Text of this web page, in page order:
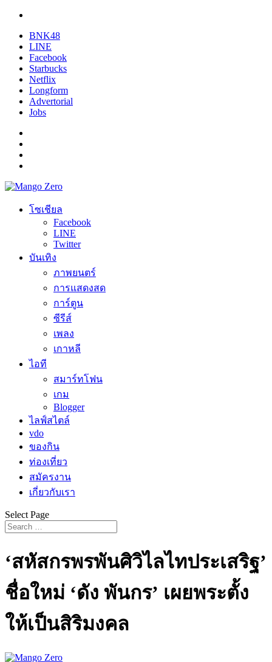
BNK48
LINE
Facebook
Starbucks
Netflix
Longform
Advertorial
Jobs
โซเชียล
Facebook
LINE
Twitter
บันเทิง
ภาพยนตร์
การแสดงสด
การ์ตูน
ซีรีส์
เพลง
เกาหลี
ไอที
สมาร์ทโฟน
เกม
Blogger
ไลฟ์สไตล์
vdo
ของกิน
ท่องเที่ยว
สมัครงาน
เกี่ยวกับเรา
Select Page
‘สหัสกรพรพันศิวิไลไทประเสริฐ’
ชื่อใหม่ ‘ดัง พันกร’ เผยพระตั้ง
ให้เป็นสิริมงคล